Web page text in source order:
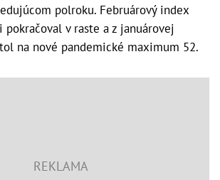
polroku. Februárový index
v raste a z januárovej
na nové pandemické maximum 52.